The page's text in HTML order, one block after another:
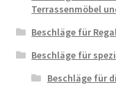
Terrassenmöbel
Beschläge für
Beschläge für
Beschläge für